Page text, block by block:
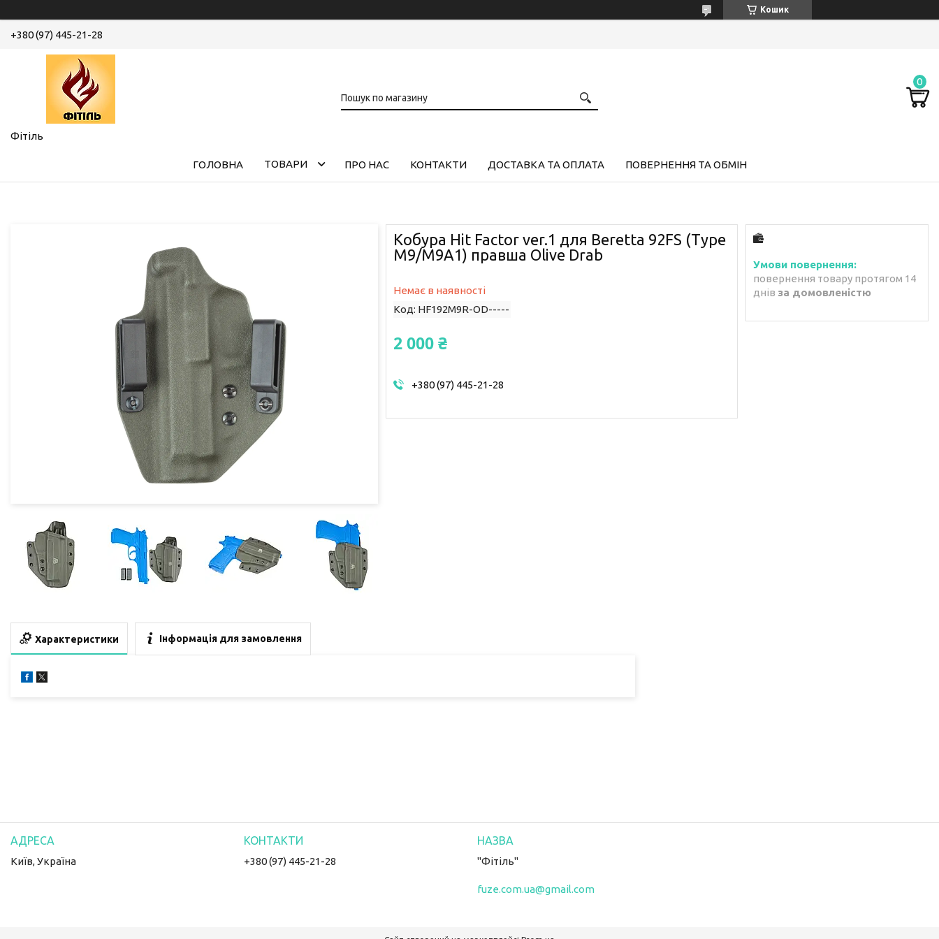
Кошик
+380 (97) 445-21-28
Фітіль
ГОЛОВНА ТОВАРИ ПРО НАС КОНТАКТИ ДОСТАВКА ТА ОПЛАТА ПОВЕРНЕННЯ ТА ОБМІН
Кобура Hit Factor ver.1 для Beretta 92FS (Type
M9/M9A1) правша Olive Drab
Немає в наявності
Код: HF192M9R-OD-----
2 000 ₴
+380 (97) 445-21-28
повернення товару протягом 14
днів за домовленістю
Характеристики Інформація для замовлення
Київ, Україна +380 (97) 445-21-28 "Фітіль"
fuze.com.ua@gmail.com